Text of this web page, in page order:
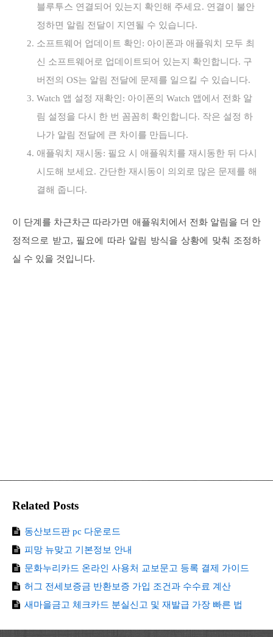
블루투스 연결되어 있는지 확인해 주세요. 연결이 불안
정하면 알림 전달이 지연될 수 있습니다.
소프트웨어 업데이트 확인: 아이폰과 애플워치 모두 최
신 소프트웨어로 업데이트되어 있는지 확인합니다. 구
버전의 OS는 알림 전달에 문제를 일으킬 수 있습니다.
Watch 앱 설정 재확인: 아이폰의 Watch 앱에서 전화 알
림 설정을 다시 한 번 꼼꼼히 확인합니다. 작은 설정 하
나가 알림 전달에 큰 차이를 만듭니다.
애플워치 재시동: 필요 시 애플워치를 재시동한 뒤 다시
시도해 보세요. 간단한 재시동이 의외로 많은 문제를 해
결해 줍니다.
이 단계를 차근차근 따라가면 애플워치에서 전화 알림을 더 안
정적으로 받고, 필요에 따라 알림 방식을 상황에 맞춰 조정하
실 수 있을 것입니다.
Related Posts
동산보드판 pc 다운로드
피망 뉴맞고 기본정보 안내
문화누리카드 온라인 사용처 교보문고 등록 결제 가이드
허그 전세보증금 반환보증 가입 조건과 수수료 계산
새마을금고 체크카드 분실신고 및 재발급 가장 빠른 법